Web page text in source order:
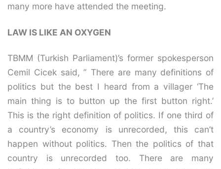
many more have attended the meeting.
LAW IS LIKE AN OXYGEN
TBMM (Turkish Parliament)’s former spokesperson
Cemil Cicek said, ” There are many definitions of
politics but the best I heard from a villager ‘The
main thing is to button up the first button right.’
This is the right definition of politics. If one third of
a country’s economy is unrecorded, this can’t
happen without politics. Then the politics of that
country is unrecorded too. There are many